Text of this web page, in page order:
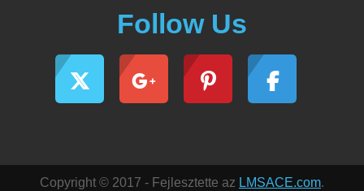
Follow Us
Copyright © 2017 - Fejlesztette az LMSACE.com.